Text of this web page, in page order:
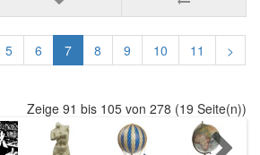
5 6 7 8 9 10 11
>
Zeige 91 bis 105 von 278 (19 Seite(n))